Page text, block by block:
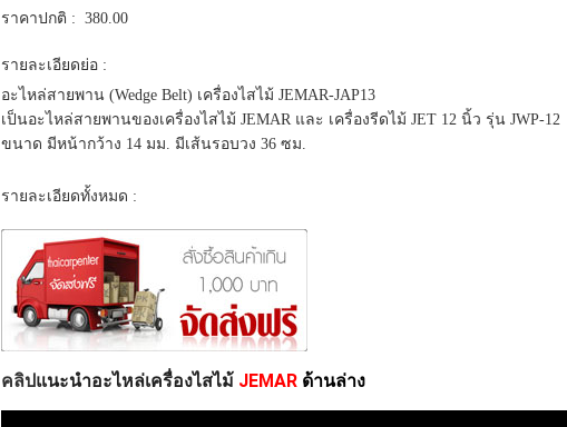
ราคาปกติ : 380.00
รายละเอียดย่อ :
อะไหล่สายพาน (Wedge Belt) เครื่องไสไม้ JEMAR-JAP13
เป็นอะไหล่สายพานของเครื่องไสไม้ JEMAR และ เครื่องรีดไม้ JET 12 นิ้ว รุ่น JWP-12
ขนาด มีหน้ากว้าง 14 มม. มีเส้นรอบวง 36 ซม.
รายละเอียดทั้งหมด :
คลิปแนะนำอะไหล่เครื่องไสไม้ JEMAR ด้านล่าง